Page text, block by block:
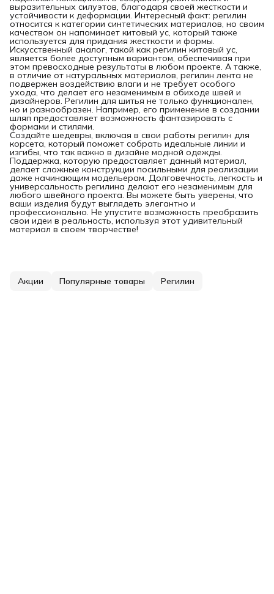
выразительных силуэтов, благодаря своей жесткости и
устойчивости к деформации. Интересный факт: регилин
относится к категории синтетических материалов, но своим
качеством он напоминает китовый ус, который также
используется для придания жесткости и формы.
Искусственный аналог, такой как регилин китовый ус,
является более доступным вариантом, обеспечивая при
этом превосходные результаты в любом проекте. А также,
в отличие от натуральных материалов, регилин лента не
подвержен воздействию влаги и не требует особого
ухода, что делает его незаменимым в обиходе швей и
дизайнеров. Регилин для шитья не только функционален,
но и разнообразен. Например, его применение в создании
шляп предоставляет возможность фантазировать с
формами и стилями.
Создайте шедевры, включая в свои работы регилин для
корсета, который поможет собрать идеальные линии и
изгибы, что так важно в дизайне модной одежды.
Поддержка, которую предоставляет данный материал,
делает сложные конструкции посильными для реализации
даже начинающим модельерам. Долговечность, легкость и
универсальность регилина делают его незаменимым для
любого швейного проекта. Вы можете быть уверены, что
ваши изделия будут выглядеть элегантно и
профессионально. Не упустите возможность преобразить
свои идеи в реальность, используя этот удивительный
материал в своем творчестве!
Акции Популярные товары Регилин